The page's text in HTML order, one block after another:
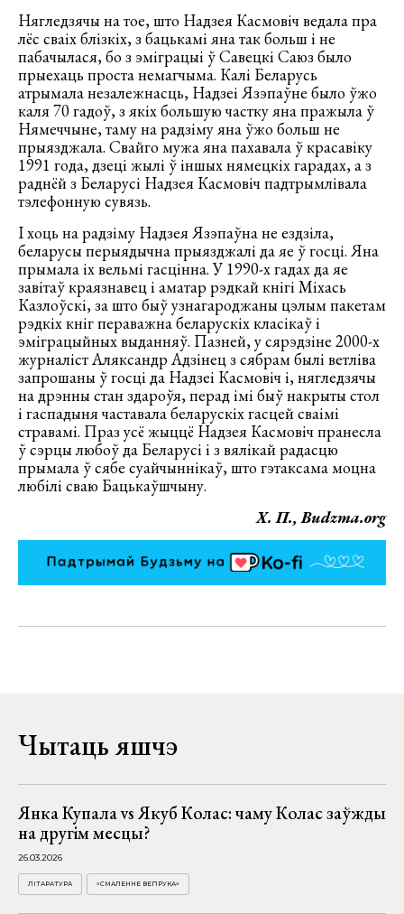
Нягледзячы на тое, што Надзея Касмовіч ведала пра
лёс сваіх блізкіх, з бацькамі яна так больш і не
пабачылася, бо з эміграцыі ў Савецкі Саюз было
прыехаць проста немагчыма. Калі Беларусь
атрымала незалежнасць, Надзеі Язэпаўне было ўжо
каля 70 гадоў, з якіх большую частку яна пражыла ў
Нямеччыне, таму на радзіму яна ўжо больш не
прыязджала. Свайго мужа яна пахавала ў красавіку
1991 года, дзеці жылі ў іншых нямецкіх гарадах, а з
раднёй з Беларусі Надзея Касмовіч падтрымлівала
тэлефонную сувязь.
І хоць на радзіму Надзея Язэпаўна не ездзіла,
беларусы перыядычна прыязджалі да яе ў госці. Яна
прымала іх вельмі гасцінна. У 1990-х гадах да яе
завітаў краязнавец і аматар рэдкай кнігі Міхась
Казлоўскі, за што быў узнагароджаны цэлым пакетам
рэдкіх кніг пераважна беларускіх класікаў і
эміграцыйных выданняў. Пазней, у сярэдзіне 2000-х
журналіст Аляксандр Адзінец з сябрам былі ветліва
запрошаны ў госці да Надзеі Касмовіч і, нягледзячы
на дрэнны стан здароўя, перад імі быў накрыты стол
і гаспадыня частавала беларускіх гасцей сваімі
стравамі. Праз усё жыццё Надзея Касмовіч пранесла
ў сэрцы любоў да Беларусі і з вялікай радасцю
прымала ў сябе суайчыннікаў, што гэтаксама моцна
любілі сваю Бацькаўшчыну.
Х. П., Budzma.org
Чытаць яшчэ
Янка Купала vs Якуб Колас: чаму Колас заўжды
на другім месцы?
26.03.2026
ЛІТАРАТУРА «СМАЛЕННЕ ВЕПРУКА»